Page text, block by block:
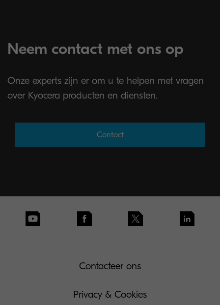
Neem contact met ons op
Onze experts zijn er om u te helpen met vragen
over Kyocera producten en diensten.
Contact
Contacteer ons
Privacy & Cookies